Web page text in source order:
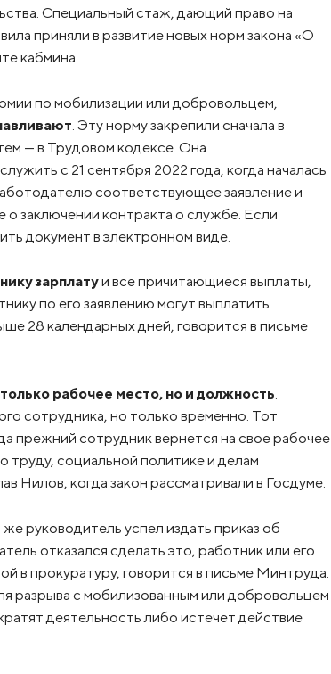
Специальный стаж, дающий право на
приняли в развитие новых норм закона «О
кабмина.
по мобилизации или добровольцем,
. Эту норму закрепили сначала в
— в Трудовом кодексе. Она
с 21 сентября 2022 года, когда началась
соответствующее заявление и
заключении контракта о службе. Если
документ в электронном виде.
зарплатуи все причитающиеся выплаты,
по его заявлению могут выплатить
28 календарных дней, говорится в письме
рабочее место, но и должность.
сотрудника, но только временно. Тот
прежний сотрудник вернется на свое рабочее
социальной политике и делам
Нилов, когда закон рассматривали в Госдуме.
руководитель успел издать приказ об
отказался сделать это, работник или его
в прокуратуру, говорится в письме Минтруда.
разрыва с мобилизованным или добровольцем
деятельность либо истечет действие